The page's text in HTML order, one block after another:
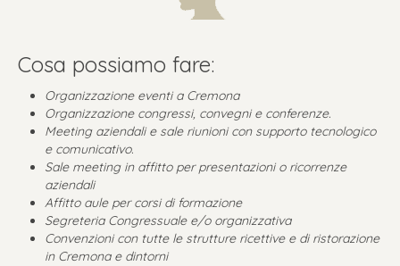
Cosa possiamo fare:
Organizzazione eventi a Cremona
Organizzazione congressi, convegni e conferenze.
Meeting aziendali e sale riunioni con supporto tecnologico
e comunicativo.
Sale meeting in affitto per presentazioni o ricorrenze
aziendali
Affitto aule per corsi di formazione
Segreteria Congressuale e/o organizzativa
Convenzioni con tutte le strutture ricettive e di ristorazione
in Cremona e dintorni